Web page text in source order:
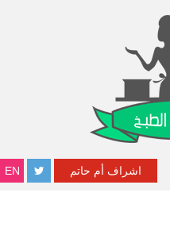
EN اشراف أم حاتم